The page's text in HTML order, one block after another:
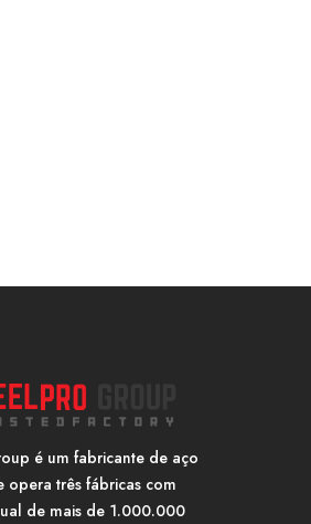
é um fabricante de aço
opera três fábricas com
de mais de 1.000.000